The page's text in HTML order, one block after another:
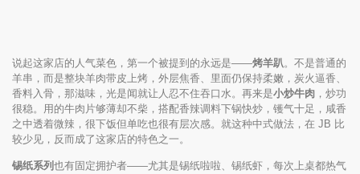
说起这家店的人气菜色，第一个被提到的永远是——烤羊趴 。不是普通的
羊串，而是整块羊肉带皮上烤，外层焦香、里面仍保持柔嫩，炭火逼香、
香料入骨，那滋味，光是闻就让人忍不住吞口水。再来是小炒牛肉 ，炒功
很稳。用的牛肉片够薄却不柴，搭配香辣调料下锅快炒，镬气十足，咸香
之中透着微辣，很下饭但单吃也很有层次感。就这种中式做法，在 JB 比
较少见，反而成了这家店的特色之一。
锡纸系列 也有固定拥护者——尤其是锡纸啦啦、锡纸虾，每次上桌都热气